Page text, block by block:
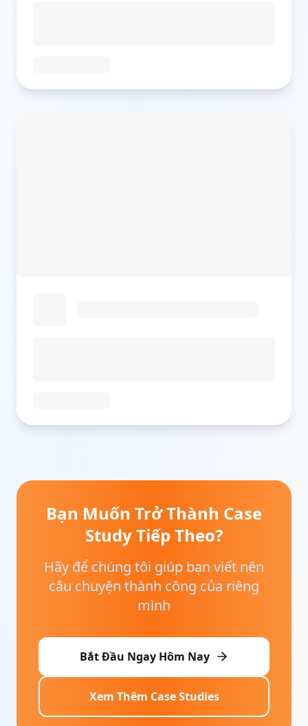
Bạn Muốn Trở Thành Case
Study Tiếp Theo?
Hãy để chúng tôi giúp bạn viết nên
câu chuyện thành công của riêng
mình
Bắt Đầu Ngay Hôm Nay
Xem Thêm Case Studies